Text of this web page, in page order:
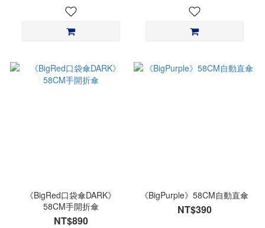
《BigRed口袋傘DARK》
58CM手開折傘
NT$890
《BigPurple》58CM自動直傘
NT$390